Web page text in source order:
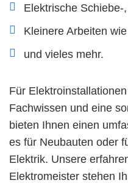
Elektrische
Kleinere Arbeiten
und vieles mehr.
Für
Fachwissen und eine
bieten Ihnen einen
es für Neubauten oder
Elektrik. Unsere
Elektromeister stehen